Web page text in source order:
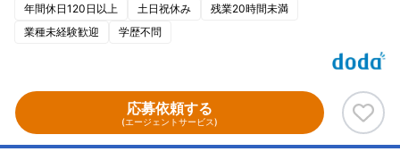
年間休日120日以上
土日祝休み
残業20時間未満
業種未経験歓迎
学歴不問
応募依頼する
(エージェントサービス)